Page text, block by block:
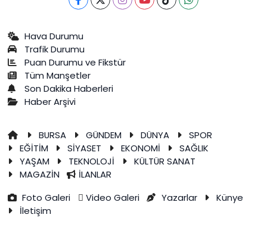
Hava Durumu
Trafik Durumu
Puan Durumu ve Fikstür
Tüm Manşetler
Son Dakika Haberleri
Haber Arşivi
BURSA GÜNDEM DÜNYA
SPOR
EĞİTİM
SİYASET EKONOMİ
SAĞLIK
YAŞAM
TEKNOLOJİ
KÜLTÜR SANAT
MAGAZİN
İLANLAR
Foto Galeri
Video Galeri Yazarlar
Künye
İletişim